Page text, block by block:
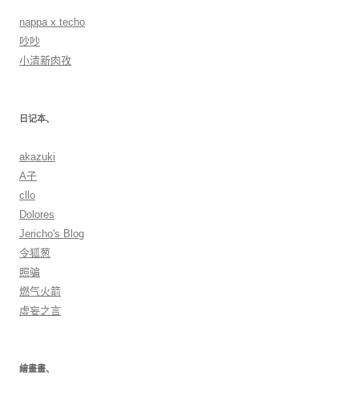
nappa x techo
吵吵
小清新肉孜
日记本、
akazuki
A子
cllo
Dolores
Jericho's Blog
令狐葱
照骗
燃气火箭
虛妄之言
繪畫畫、